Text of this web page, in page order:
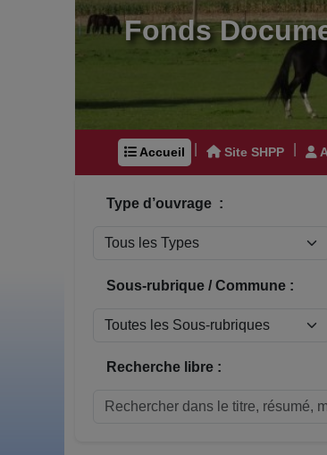
Fonds
Accueil Site SHPP
Type d’ouvrage :
Sous-rubrique / Commune :
Recherche libre :